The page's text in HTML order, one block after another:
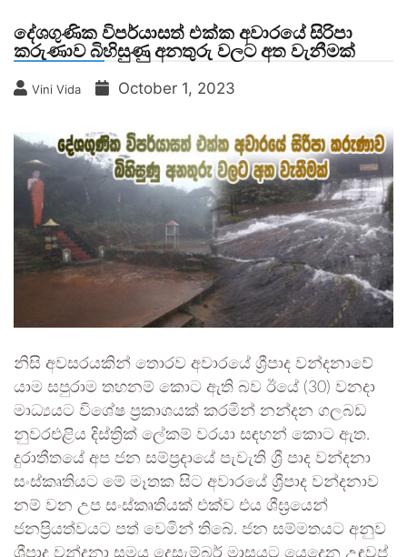
දේශගුණික විපර්යාසත් එක්ක අවාරයේ සිරිපා
කරුණාව බිහිසුණු අනතුරු වලට අත වැනීමක්
Vini Vida October 1, 2023
නිසි අවසරයකින් තොරව අවාරයේ ශ්‍රීපාද වන්දනාවේ
යාම සපුරාම තහනම් කොට ඇති බව ඊයේ (30) වනදා
මාධ්‍යයට විශේෂ ප්‍රකාශයක් කරමින් නන්දන ගලබඩ
නුවරඑළිය දිස්ත්‍රික් ලේකම් වරයා සඳහන් කොට ඇත.
දුරාතීතයේ අප ජන සම්ප්‍රදායේ පැවැති ශ්‍රී පාද වන්දනා
සංස්කෘතියට මේ මෑතක සිට අවාරයේ ශ්‍රීපාද වන්දනාව
නම් වන උප සංස්කෘතියක් එක්ව එය ශීඝ්‍රයෙන්
ජනප්‍රියත්වයට පත් වෙමින් තිබේ. ජන සම්මතයට අනුව
ශ්‍රීපාද වන්දනා සමය දෙසැම්බර් මාසයට යෙදෙන උඳුවප්